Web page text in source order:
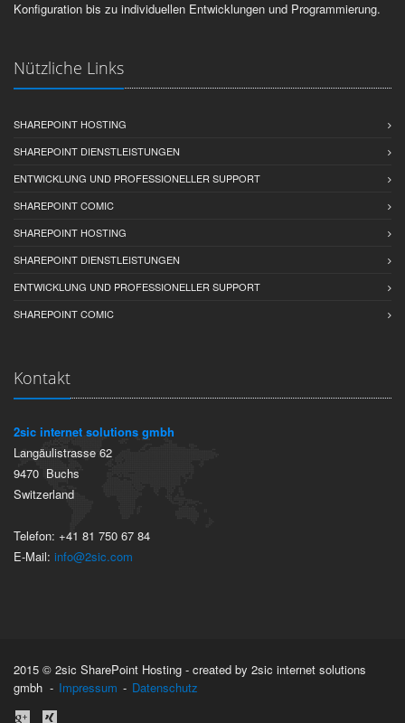
Konfiguration bis zu individuellen Entwicklungen und Programmierung.
Nützliche Links
SHAREPOINT HOSTING
SHAREPOINT DIENSTLEISTUNGEN
ENTWICKLUNG UND PROFESSIONELLER SUPPORT
SHAREPOINT COMIC
SHAREPOINT HOSTING
SHAREPOINT DIENSTLEISTUNGEN
ENTWICKLUNG UND PROFESSIONELLER SUPPORT
SHAREPOINT COMIC
Kontakt
2sic internet solutions gmbh
Langäulistrasse 62
9470 Buchs
Switzerland
Telefon: +41 81 750 67 84
E-Mail: info@2sic.com
2015 © 2sic SharePoint Hosting - created by 2sic internet solutions
gmbh - Impressum - Datenschutz